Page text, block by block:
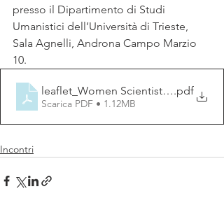
presso il Dipartimento di Studi
Umanistici dell’Università di Trieste,
Sala Agnelli, Androna Campo Marzio
10.
leaflet_Women Scientists, .pdf
Scarica PDF • 1.12MB
Incontri